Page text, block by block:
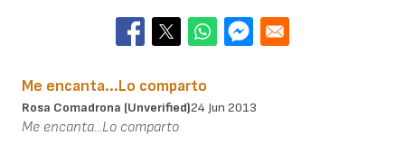
Me encanta...Lo comparto
Rosa Comadrona (unverified)24 Jun 2013
Me encanta...Lo comparto